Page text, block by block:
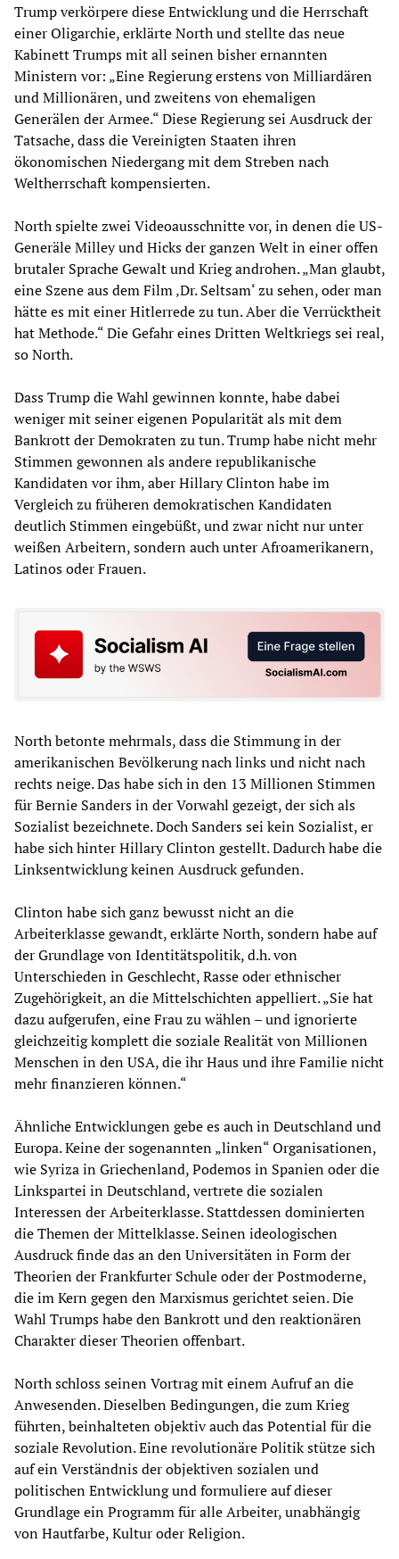
Trump verkörpere diese Entwicklung und die Herrschaft
einer Oligarchie, erklärte North und stellte das neue
Kabinett Trumps mit all seinen bisher ernannten
Ministern vor: „Eine Regierung erstens von Milliardären
und Millionären, und zweitens von ehemaligen
Generälen der Armee.“ Diese Regierung sei Ausdruck der
Tatsache, dass die Vereinigten Staaten ihren
ökonomischen Niedergang mit dem Streben nach
Weltherrschaft kompensierten.
North spielte zwei Videoausschnitte vor, in denen die US-
Generäle Milley und Hicks der ganzen Welt in einer offen
brutaler Sprache Gewalt und Krieg androhen. „Man glaubt,
eine Szene aus dem Film ‚Dr. Seltsam‘ zu sehen, oder man
hätte es mit einer Hitlerrede zu tun. Aber die Verrücktheit
hat Methode.“ Die Gefahr eines Dritten Weltkriegs sei real,
so North.
Dass Trump die Wahl gewinnen konnte, habe dabei
weniger mit seiner eigenen Popularität als mit dem
Bankrott der Demokraten zu tun. Trump habe nicht mehr
Stimmen gewonnen als andere republikanische
Kandidaten vor ihm, aber Hillary Clinton habe im
Vergleich zu früheren demokratischen Kandidaten
deutlich Stimmen eingebüßt, und zwar nicht nur unter
weißen Arbeitern, sondern auch unter Afroamerikanern,
Latinos oder Frauen.
North betonte mehrmals, dass die Stimmung in der
amerikanischen Bevölkerung nach links und nicht nach
rechts neige. Das habe sich in den 13 Millionen Stimmen
für Bernie Sanders in der Vorwahl gezeigt, der sich als
Sozialist bezeichnete. Doch Sanders sei kein Sozialist, er
habe sich hinter Hillary Clinton gestellt. Dadurch habe die
Linksentwicklung keinen Ausdruck gefunden.
Clinton habe sich ganz bewusst nicht an die
Arbeiterklasse gewandt, erklärte North, sondern habe auf
der Grundlage von Identitätspolitik, d.h. von
Unterschieden in Geschlecht, Rasse oder ethnischer
Zugehörigkeit, an die Mittelschichten appelliert. „Sie hat
dazu aufgerufen, eine Frau zu wählen – und ignorierte
gleichzeitig komplett die soziale Realität von Millionen
Menschen in den USA, die ihr Haus und ihre Familie nicht
mehr finanzieren können.“
Ähnliche Entwicklungen gebe es auch in Deutschland und
Europa. Keine der sogenannten „linken“ Organisationen,
wie Syriza in Griechenland, Podemos in Spanien oder die
Linkspartei in Deutschland, vertrete die sozialen
Interessen der Arbeiterklasse. Stattdessen dominierten
die Themen der Mittelklasse. Seinen ideologischen
Ausdruck finde das an den Universitäten in Form der
Theorien der Frankfurter Schule oder der Postmoderne,
die im Kern gegen den Marxismus gerichtet seien. Die
Wahl Trumps habe den Bankrott und den reaktionären
Charakter dieser Theorien offenbart.
North schloss seinen Vortrag mit einem Aufruf an die
Anwesenden. Dieselben Bedingungen, die zum Krieg
führten, beinhalteten objektiv auch das Potential für die
soziale Revolution. Eine revolutionäre Politik stütze sich
auf ein Verständnis der objektiven sozialen und
politischen Entwicklung und formuliere auf dieser
Grundlage ein Programm für alle Arbeiter, unabhängig
von Hautfarbe, Kultur oder Religion.